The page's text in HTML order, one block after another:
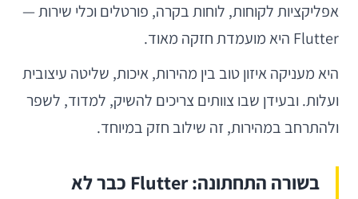
אפליקציות לקוחות, לוחות בקרה, פורטלים וכלי שירות —
Flutter היא מועמדת חזקה מאוד.
היא מעניקה איזון טוב בין מהירות, איכות, שליטה עיצובית
ועלות. ובעידן שבו צוותים צריכים להשיק, למדוד, לשפר
ולהתרחב במהירות, זה שילוב חזק במיוחד.
בשורה התחתונה: Flutter כבר לא